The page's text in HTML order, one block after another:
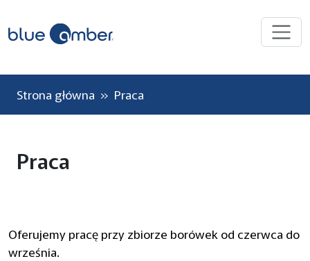
Strona główna » Praca
Praca
Oferujemy pracę przy zbiorze borówek od czerwca do
września.